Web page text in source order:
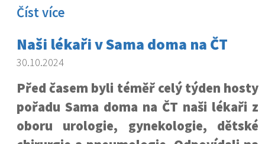
Číst více
Naši lékaři v Sama doma na ČT
30.10.2024
Před časem byli téměř celý týden hosty
pořadu Sama doma na ČT naši lékaři z
oboru urologie, gynekologie, dětské